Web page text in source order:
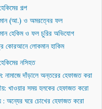
গল্প
গল্প
(আ.) ও অমরত্বের ফল
হেকিম ও ফল চুরির অভিযোগ
কোরআনে লোকমান হাকিম
নসিহত
নামাজে দাঁড়ালে অন্তরের হেফাজত করা
খাওয়ার সময় হলকের হেফাজত করো
: অন্যের ঘরে চোখের হেফাজত করো